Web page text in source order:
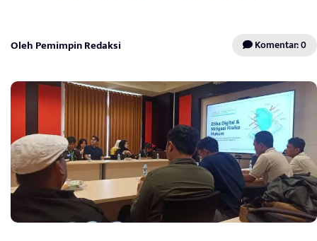
Oleh Pemimpin Redaksi Komentar: 0